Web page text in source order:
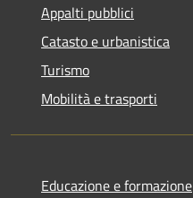
Appalti pubblici
Catasto e urbanistica
Turismo
Mobilità e trasporti
Educazione e formazione